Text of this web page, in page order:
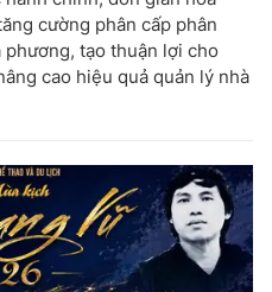
cường phân cấp phân
tạo thuận lợi cho
cao hiệu quả quản lý nhà